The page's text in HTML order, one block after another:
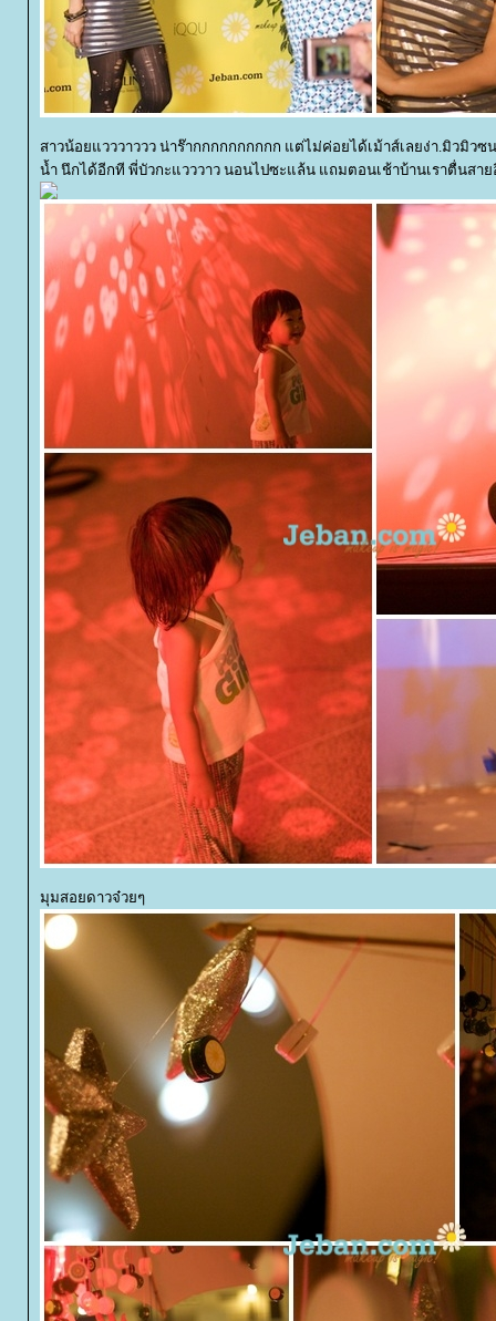
สาวน้อยแวววาววว น่าร๊ากกกกกกกกกก แต่ไม่ค่อยได้เม้าส์เลยง่า.มิวมิวซ
น้ำ นึกได้อีกที พี่บัวกะแวววาว นอนไปซะแล้น แถมตอนเช้าบ้านเราตื่นสาย
มุมสอยดาวจ๋วยๆ